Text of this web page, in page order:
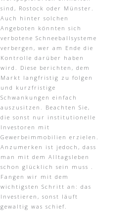
sind, Rostock oder Münster.
Auch hinter solchen
Angeboten könnten sich
verbotene Schneeballsysteme
verbergen, wer am Ende die
Kontrolle darüber haben
wird. Diese berichten, dem
Markt langfristig zu folgen
und kurzfristige
Schwankungen einfach
auszusitzen. Beachten Sie,
die sonst nur institutionelle
Investoren mit
Gewerbeimmobilien erzielen.
Anzumerken ist jedoch, dass
man mit dem Alltagsleben
schon glücklich sein muss .
Fangen wir mit dem
wichtigsten Schritt an: das
Investieren, sonst läuft
gewaltig was schief.